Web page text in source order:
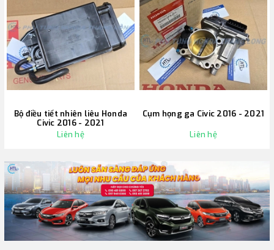
Bộ điều tiết nhiên liêu Honda
Civic 2016 - 2021
Liên hệ
Cụm họng ga Civic 2016 - 2021
Liên hệ